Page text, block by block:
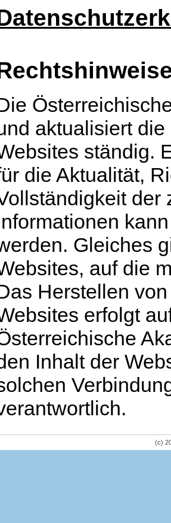
aktualisiert
ständig.
die Aktualität,
der
Gleiches
auf die
Herstellen
erfolgt
Inhalt der
(c)